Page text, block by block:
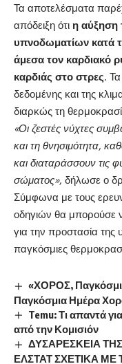
Τα αποτελέσματα
απόδειξη ότι η αύξηση
υπνοδωματίων κατά
άμεσα τον καρδιακό
καρδιάς στο στρες. Τα
δεδομένης και της
διαρκώς τη
«Οι ζεστές νύχτες
και τη θνησιμότητα,
και διαταράσσουν τις
σώματος», δήλωσε ο
Σύμφωνα με τους
οδηγιών θα μπορούσε
για την προστασία της
παγκόσμιες
«ΧΟΡΟΣ,
Παγκόσμια Ημέρα
Temu: Τι απαντά
από την Κομισιόν
ΔΥΣΑΡΕΣΚΕΙΑ
ΕΛΣΤΑΤ ΣΧΕΤΙΚΑ